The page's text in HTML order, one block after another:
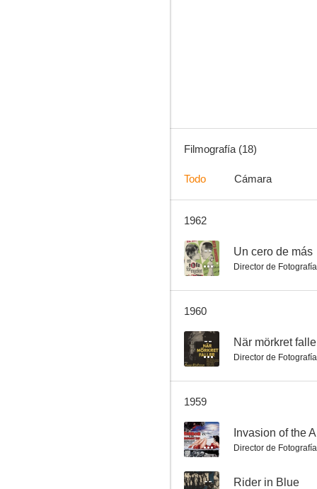
--
Filmografía (18)
Todo Cámara
1962
-- Un cero de más
Director de Fotografía
1960
-- När mörkret
Director de Fotografía
1959
-- Invasion of the
Director de Fotografía
-- Rider in Blue